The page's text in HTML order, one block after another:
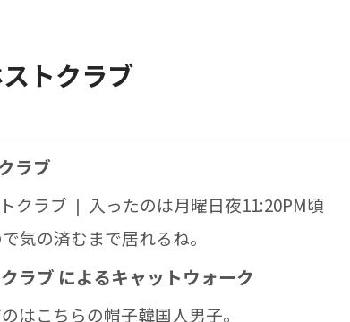
トクラブ
ラブ
クラブ ❘ 入ったのは月曜日夜11:20PM頃
気の済むまで居れるね。
ラブ によるキャットウォーク
はこちらの帽子韓国人男子。